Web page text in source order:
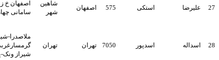
استکی 575 اصفهان
شهر
اصفهان خ زینبیه خ عمان
سامانی چهارراه قدس پ227
اسدپور 7050 تهران تهران
ملاصدرا-شیرازجنوبی-
گرمسارغربی-مجتمع تجاری